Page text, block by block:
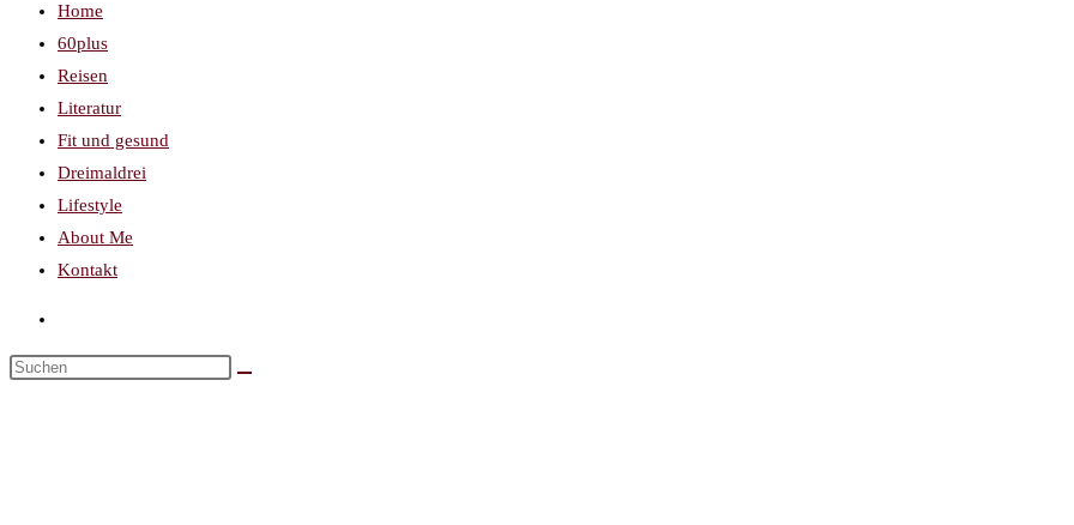
Home
60plus
Reisen
Literatur
Fit und gesund
Dreimaldrei
Lifestyle
About Me
Kontakt